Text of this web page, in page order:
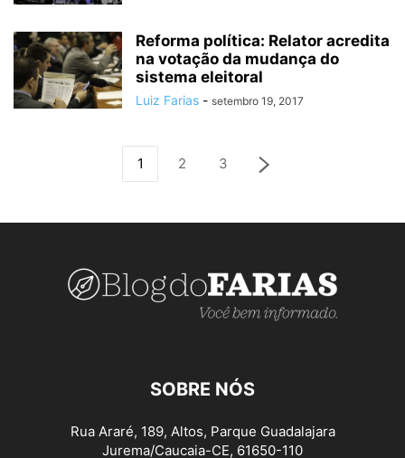
Reforma política: Relator acredita
na votação da mudança do
sistema eleitoral
Luiz Farias - setembro 19, 2017
1 2 3
SOBRE NÓS
Rua Araré, 189, Altos, Parque Guadalajara
Jurema/Caucaia-CE, 61650-110